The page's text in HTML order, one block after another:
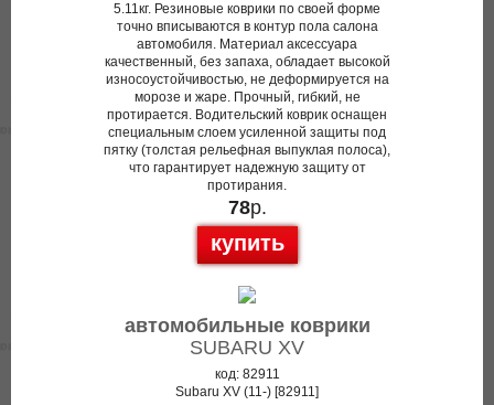
5.11кг. Резиновые коврики по своей форме
точно вписываются в контур пола салона
автомобиля. Материал аксессуара
качественный, без запаха, обладает высокой
износоустойчивостью, не деформируется на
морозе и жаре. Прочный, гибкий, не
протирается. Водительский коврик оснащен
специальным слоем усиленной защиты под
пятку (толстая рельефная выпуклая полоса),
что гарантирует надежную защиту от
протирания.
78р.
купить
автомобильные коврики
SUBARU XV
код: 82911
Subaru XV (11-) [82911]